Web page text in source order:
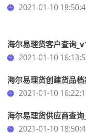
2021-01-10
海尔易理货客户查询
2021-01-10
海尔易理货创建货品
2021-01-10
海尔易理货供应商查
2021-01-10